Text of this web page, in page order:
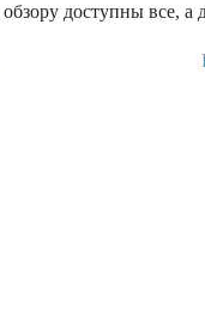
обзору доступны все,